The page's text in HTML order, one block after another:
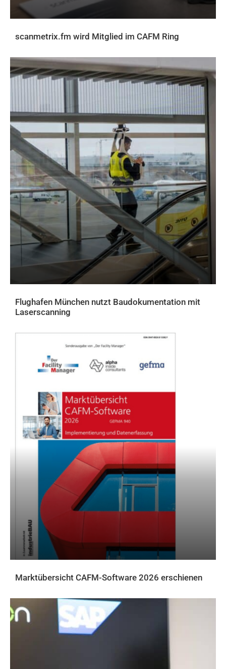
scanmetrix.fm wird Mitglied im CAFM Ring
Flughafen München nutzt Baudokumentation mit
Laserscanning
Marktübersicht CAFM-Software 2026 erschienen